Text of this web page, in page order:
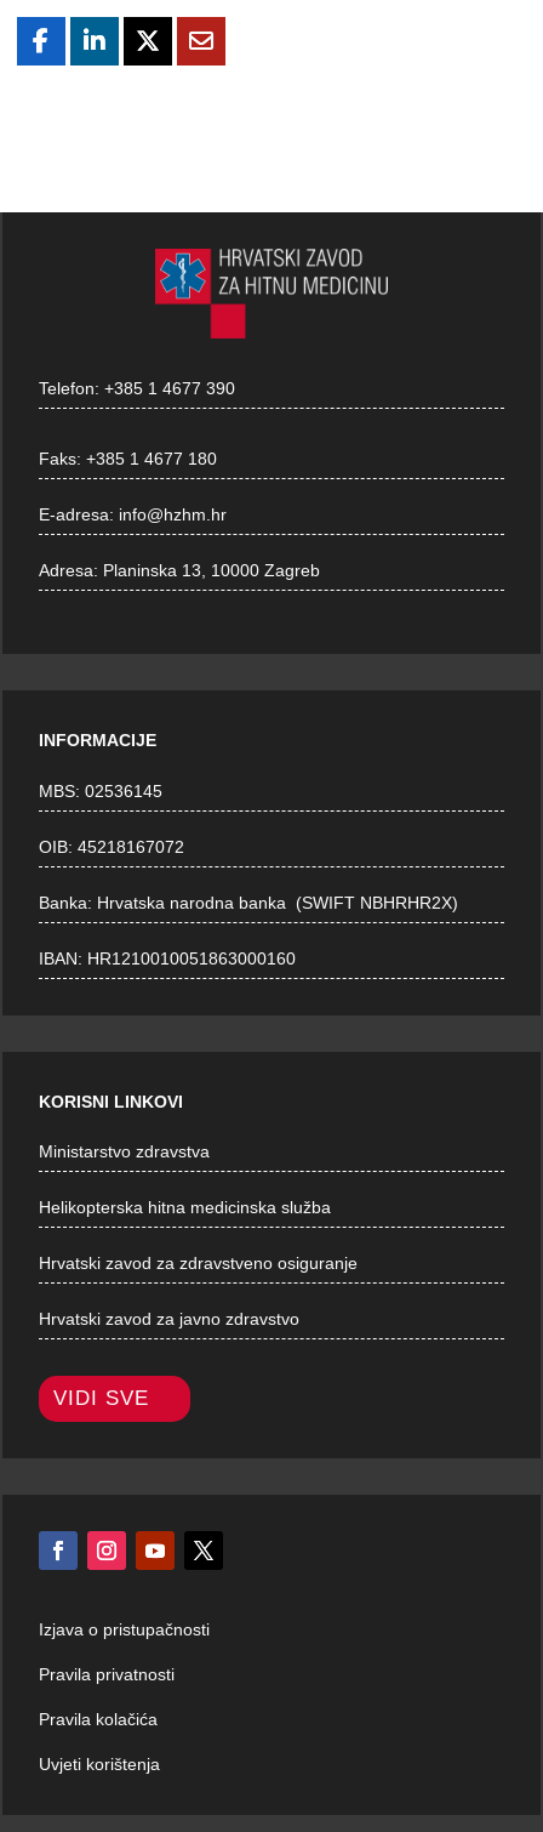
Telefon:+385 1 4677 390
Faks:+385 1 4677 180
E-adresa: info@hzhm.hr
Adresa: Planinska 13, 10000 Zagreb
INFORMACIJE
MBS: 02536145
OIB: 45218167072
Banka: Hrvatska narodna banka (SWIFT NBHRHR2X)
IBAN: HR1210010051863000160
KORISNI LINKOVI
Ministarstvo zdravstva
Helikopterska hitna medicinska služba
Hrvatski zavod za zdravstveno osiguranje
Hrvatski zavod za javno zdravstvo
VIDI SVE
Izjava o pristupačnosti
Pravila privatnosti
Pravila kolačića
Uvjeti korištenja